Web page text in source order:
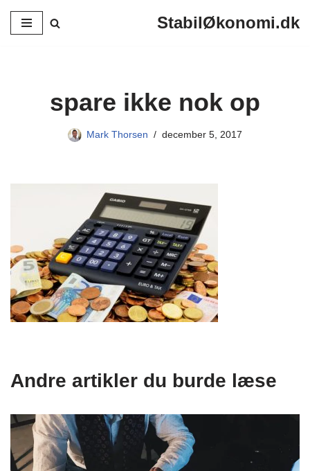
Spring
StabilØkonomi.dk
spare ikke nok op
Mark Thorsen december 5, 2017
Andre artikler du burde læse